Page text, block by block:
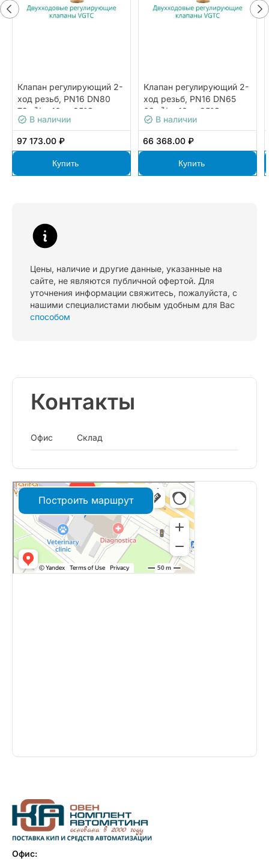
Клапан регулирующий 2-
ход резьб, PN16 DN80
78м³/ч -10…+95°С
В наличии
97 173.00 ₽
Купить
Клапан регулирующий 2-
ход резьб, PN16 DN65
63м³/ч -10…+95°С
В наличии
66 368.00 ₽
Купить
Цены, наличие и другие данные, указанные на
сайте, не являются публичной офертой. Для
уточнения информации свяжитесь, пожалуйста, с
нашими специалистами любым удобным для Вас
способом
Контакты
Офис Склад
Построить маршрут
Офис: